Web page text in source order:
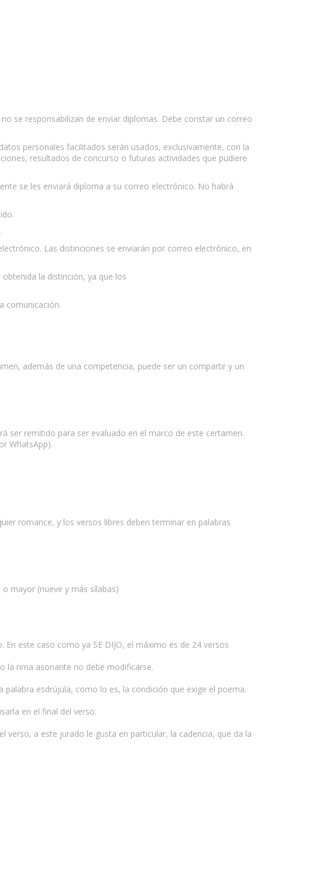
se responsabilizan de enviar diplomas. Debe constar un correo
personales facilitados serán usados, exclusivamente, con la
resultados de concurso o futuras actividades que pudiere
se les enviará diploma a su correo electrónico. No habrá
Las distinciones se enviarán por correo electrónico, en
la distinción, ya que los
comunicación.
además de una competencia, puede ser un compartir y un
ser remitido para ser evaluado en el marco de este certamen.
WhatsApp).
romance, y los versos libres deben terminar en palabras
mayor (nueve y más sílabas)
este caso como ya SE DIJO, el máximo es de 24 versos
la rima asonante no debe modificarse.
palabra esdrújula, como lo es, la condición que exige el poema.
en el final del verso.
verso, a este jurado le gusta en particular, la cadencia, que da la